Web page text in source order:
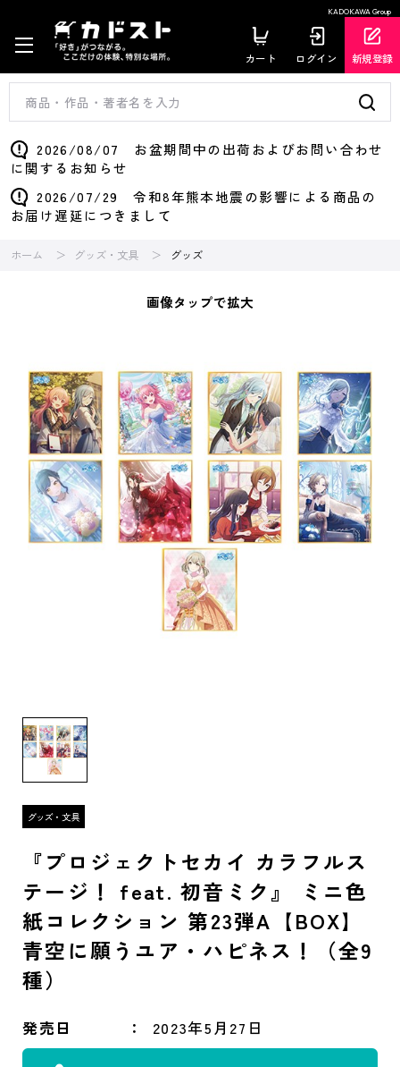
KADOKAWA Group
カート ログイン 新規登録
2026/08/07 お盆期間中の出荷およびお問い合わせ
に関するお知らせ
2026/07/29 令和8年熊本地震の影響による商品の
お届け遅延につきまして
ホーム グッズ・文具 グッズ
画像タップで拡大
『プロジェクトセカイ カラフルス
テージ！ feat. 初音ミク』 ミニ色
紙コレクション 第23弾A【BOX】
青空に願うユア・ハピネス！（全9
種）
発売日 2023年5月27日